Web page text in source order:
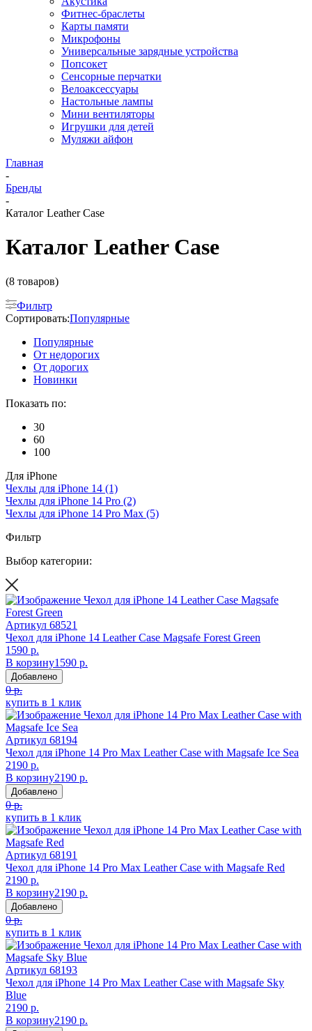
Фитнес-браслеты
Карты памяти
Микрофоны
Универсальные зарядные устройства
Попсокет
Сенсорные перчатки
Велоаксессуары
Настольные лампы
Мини вентиляторы
Игрушки для детей
Муляжи айфон
Главная
-
Бренды
-
Каталог Leather Case
Каталог Leather Case
(8 товаров)
Фильтр
Сортировать:Популярные
Популярные
От недорогих
От дорогих
Новинки
Показать по:
30
60
100
Для iPhone
Чехлы для iPhone 14 (1)
Чехлы для iPhone 14 Pro (2)
Чехлы для iPhone 14 Pro Max (5)
Фильтр
Выбор категории:
Артикул 68521
Чехол для iPhone 14 Leather Case Magsafe Forest Green
1590 р.
В корзину1590 р.
Добавлено
0 р.
купить в 1 клик
Артикул 68194
Чехол для iPhone 14 Pro Max Leather Case with Magsafe Ice Sea
2190 р.
В корзину2190 р.
Добавлено
0 р.
купить в 1 клик
Артикул 68191
Чехол для iPhone 14 Pro Max Leather Case with Magsafe Red
2190 р.
В корзину2190 р.
Добавлено
0 р.
купить в 1 клик
Артикул 68193
Чехол для iPhone 14 Pro Max Leather Case with Magsafe Sky
Blue
2190 р.
В корзину2190 р.